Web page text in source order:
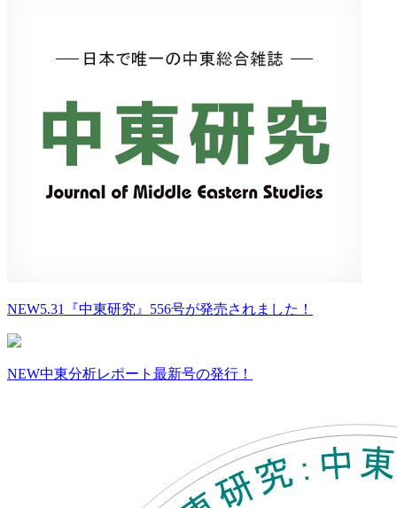
NEW5.31『中東研究』556号が発売されました！
NEW中東分析レポート最新号の発行！